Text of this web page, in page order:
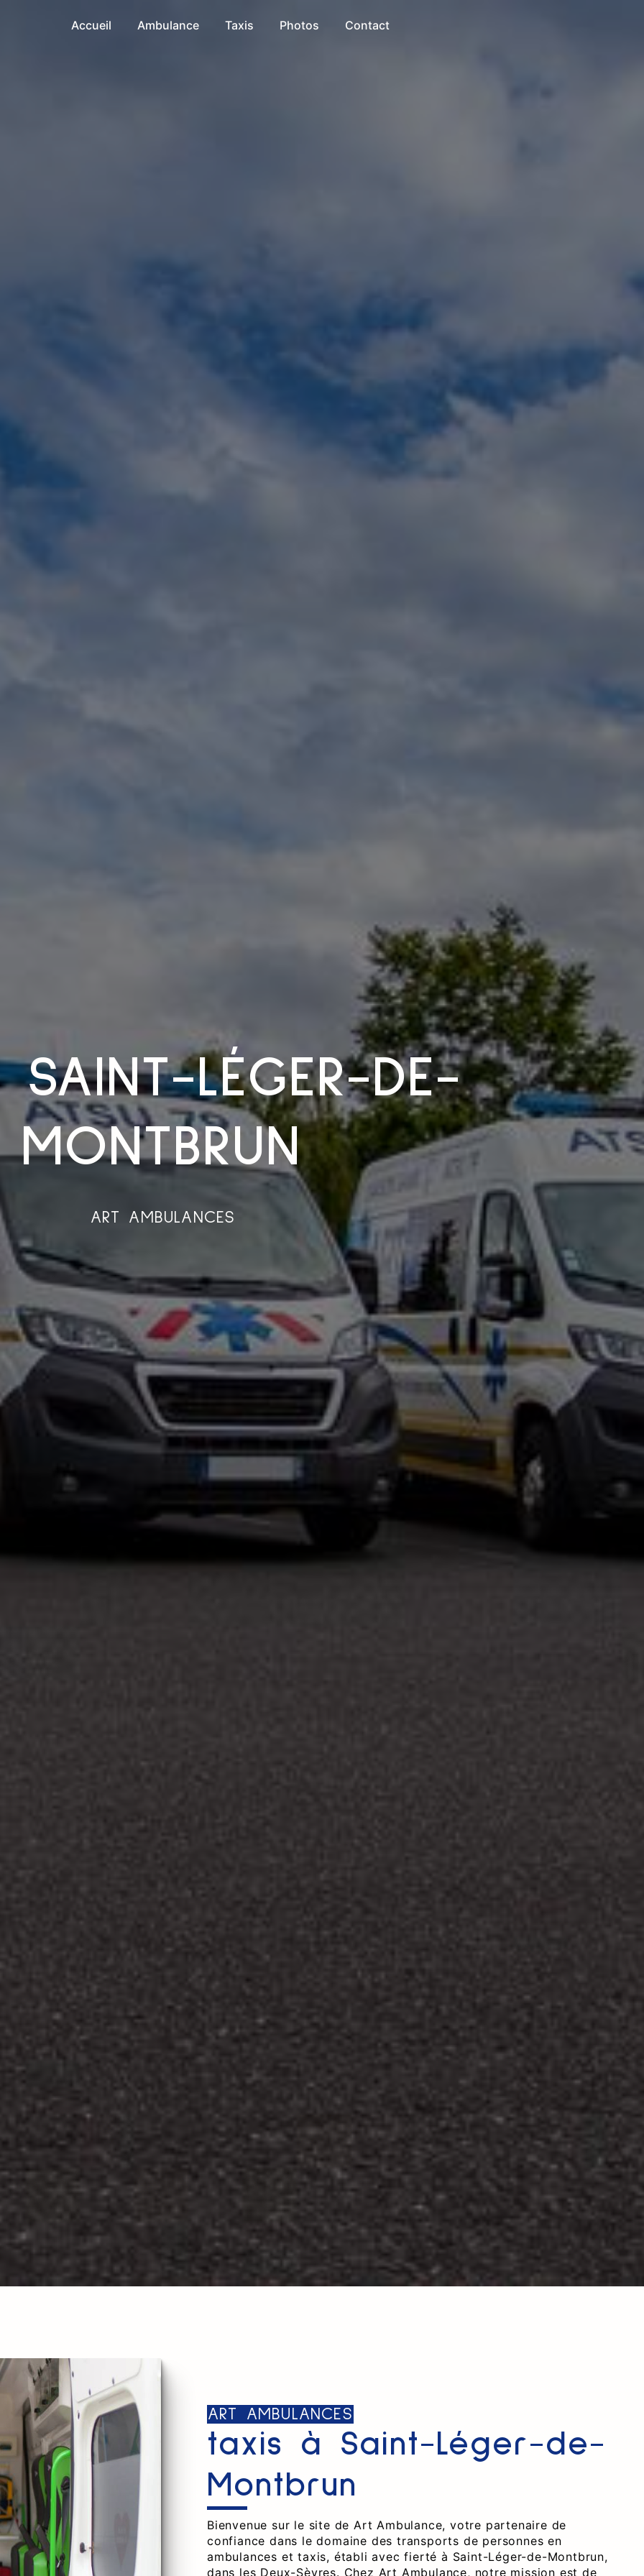
Accueil Ambulance Taxis Photos Contact
SAINT-LÉGER-DE-
MONTBRUN
ART AMBULANCES
ART AMBULANCES
taxis à Saint-Léger-de-
Montbrun
Bienvenue sur le site de Art Ambulance, votre partenaire de
confiance dans le domaine des transports de personnes en
ambulances et taxis, établi avec fierté à Saint-Léger-de-Montbrun,
dans les Deux-Sèvres. Chez Art Ambulance, notre mission est de